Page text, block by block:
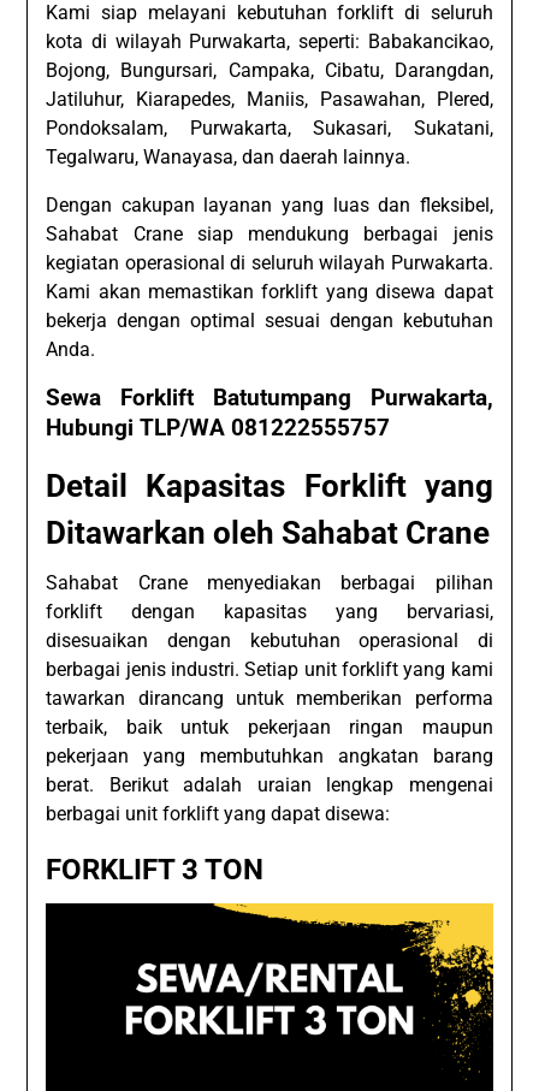
Kami siap melayani kebutuhan forklift di seluruh
kota di wilayah Purwakarta, seperti: Babakancikao,
Bojong, Bungursari, Campaka, Cibatu, Darangdan,
Jatiluhur, Kiarapedes, Maniis, Pasawahan, Plered,
Pondoksalam, Purwakarta, Sukasari, Sukatani,
Tegalwaru, Wanayasa, dan daerah lainnya.
Dengan cakupan layanan yang luas dan fleksibel,
Sahabat Crane siap mendukung berbagai jenis
kegiatan operasional di seluruh wilayah Purwakarta.
Kami akan memastikan forklift yang disewa dapat
bekerja dengan optimal sesuai dengan kebutuhan
Anda.
Sewa Forklift Batutumpang Purwakarta,
Hubungi TLP/WA 081222555757
Detail Kapasitas Forklift yang
Ditawarkan oleh Sahabat Crane
Sahabat Crane menyediakan berbagai pilihan
forklift dengan kapasitas yang bervariasi,
disesuaikan dengan kebutuhan operasional di
berbagai jenis industri. Setiap unit forklift yang kami
tawarkan dirancang untuk memberikan performa
terbaik, baik untuk pekerjaan ringan maupun
pekerjaan yang membutuhkan angkatan barang
berat. Berikut adalah uraian lengkap mengenai
berbagai unit forklift yang dapat disewa:
FORKLIFT 3 TON